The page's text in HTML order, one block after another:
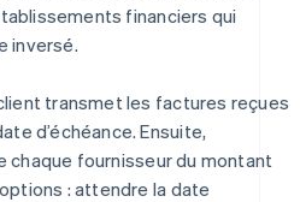
financiers qui
inversé.
transmet les factures reçues
d’échéance. Ensuite,
chaque fournisseur du montant
: attendre la date